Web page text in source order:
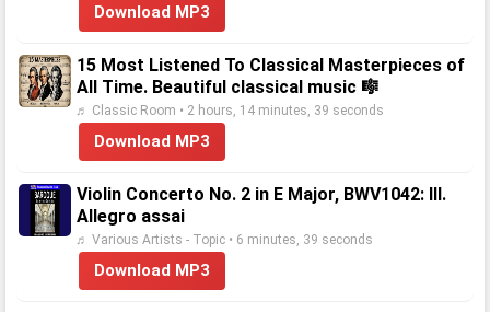
Download MP3
15 Most Listened To Classical Masterpieces of
All Time. Beautiful classical music 🎼
♬ Classic Room • 2 hours, 14 minutes, 39 seconds
Download MP3
Violin Concerto No. 2 in E Major, BWV1042: III.
Allegro assai
♬ Various Artists - Topic • 6 minutes, 39 seconds
Download MP3